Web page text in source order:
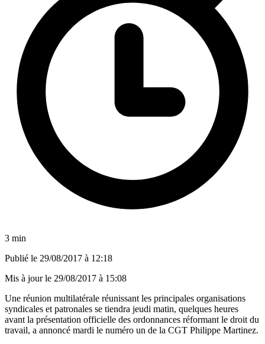
3 min
Publié le 29/08/2017 à 12:18
Mis à jour le 29/08/2017 à 15:08
Une réunion multilatérale réunissant les principales organisations
syndicales et patronales se tiendra jeudi matin, quelques heures
avant la présentation officielle des ordonnances réformant le droit du
travail, a annoncé mardi le numéro un de la CGT Philippe Martinez.